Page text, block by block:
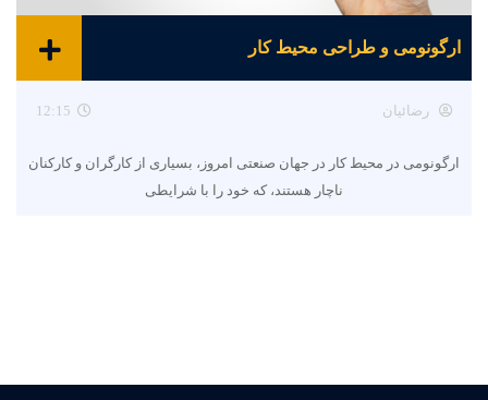
ارگونومی و طراحی محیط کار
رضائیان 12:15
ارگونومی در محیط کار در جهان صنعتی امروز، بسیاری از کارگران و کارکنان
ناچار هستند، که خود را با شرایطی